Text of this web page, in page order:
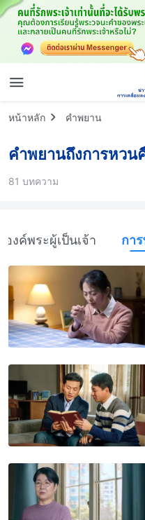
หน้าหลัก คำพยาน
คำพยานถึงการหวน
81 บทความ
งค์พระผู้เป็นเจ้า กา